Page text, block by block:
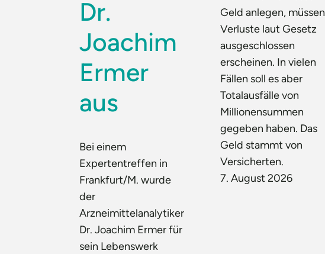
Dr.
Joachim
Ermer
aus
Bei einem
Expertentreffen in
Frankfurt/M. wurde
der
Arzneimittelanalytiker
Dr. Joachim Ermer für
sein Lebenswerk
Geld anlegen, müssen
Verluste laut Gesetz
ausgeschlossen
erscheinen. In vielen
Fällen soll es aber
Totalausfälle von
Millionensummen
gegeben haben. Das
Geld stammt von
Versicherten.
7. August 2026